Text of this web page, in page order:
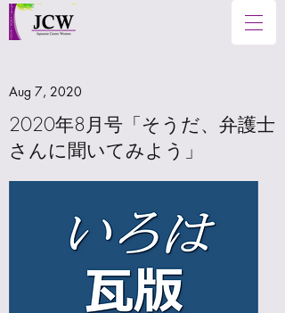
Aug 7, 2020
2020年8月号「そうだ、弁護士
さんに聞いてみよう」